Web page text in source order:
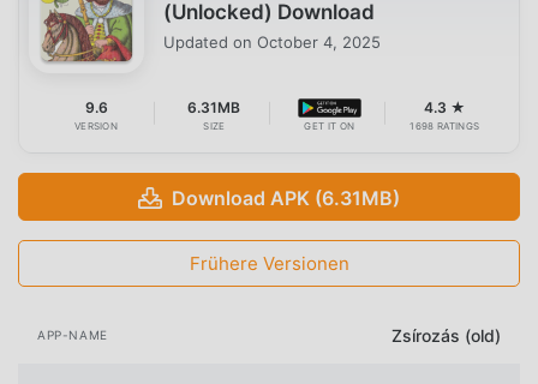
(Unlocked) Download
Updated on October 4, 2025
9.6
VERSION
6.31MB
SIZE GET IT ON
4.3 ★
1698 RATINGS
Download APK (6.31MB)
Frühere Versionen
APP-NAME Zsírozás (old)